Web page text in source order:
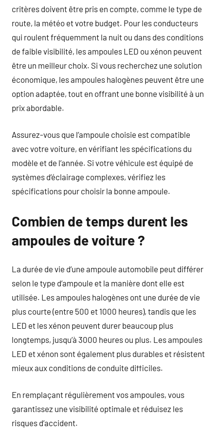
critères doivent être pris en compte, comme le type de
route, la météo et votre budget. Pour les conducteurs
qui roulent fréquemment la nuit ou dans des conditions
de faible visibilité, les ampoules LED ou xénon peuvent
être un meilleur choix. Si vous recherchez une solution
économique, les ampoules halogènes peuvent être une
option adaptée, tout en offrant une bonne visibilité à un
prix abordable.
Assurez-vous que l’ampoule choisie est compatible
avec votre voiture, en vérifiant les spécifications du
modèle et de l’année. Si votre véhicule est équipé de
systèmes d’éclairage complexes, vérifiez les
spécifications pour choisir la bonne ampoule.
Combien de temps durent les
ampoules de voiture ?
La durée de vie d’une ampoule automobile peut différer
selon le type d’ampoule et la manière dont elle est
utilisée. Les ampoules halogènes ont une durée de vie
plus courte (entre 500 et 1000 heures), tandis que les
LED et les xénon peuvent durer beaucoup plus
longtemps, jusqu’à 3000 heures ou plus. Les ampoules
LED et xénon sont également plus durables et résistent
mieux aux conditions de conduite difficiles.
En remplaçant régulièrement vos ampoules, vous
garantissez une visibilité optimale et réduisez les
risques d’accident.